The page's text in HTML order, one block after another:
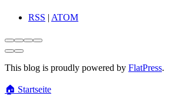
RSS | ATOM
This blog is proudly powered by FlatPress.
🏠 Startseite